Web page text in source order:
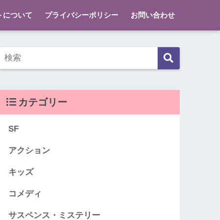
について プライバシーポリシー お問い合わせ
カテゴリー
SF
アクション
キッズ
コメディ
サスペンス・ミステリー